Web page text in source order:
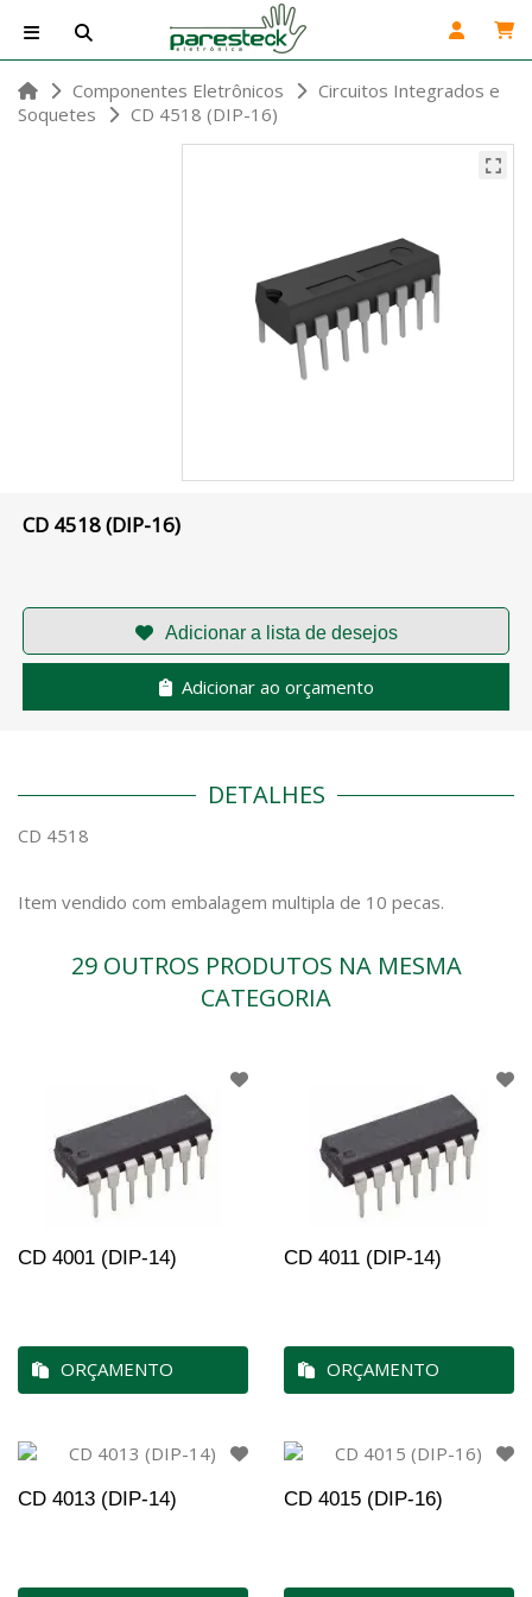
Componentes Eletrônicos
Circuitos Integrados e
Soquetes
CD 4518 (DIP-16)
CD 4518 (DIP-16)
Adicionar ao orçamento
DETALHES
CD 4518
Item vendido com embalagem multipla de 10 pecas.
29 OUTROS PRODUTOS NA MESMA
CATEGORIA
CD 4001 (DIP-14)
ORÇAMENTO
CD 4011 (DIP-14)
ORÇAMENTO
CD 4013 (DIP-14) CD 4015 (DIP-16)